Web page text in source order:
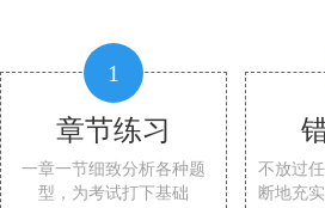
1
章节练习
一章一节细致分析各种题
型，为考试打下基础
不放过
断地充